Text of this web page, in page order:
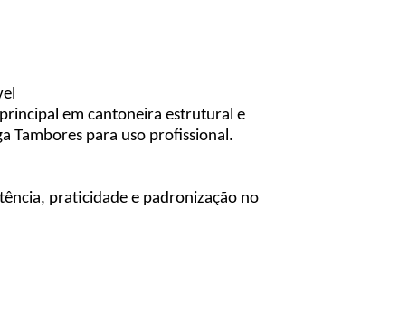
em cantoneira estrutural e
Tambores para uso profissional.
praticidade e padronização no